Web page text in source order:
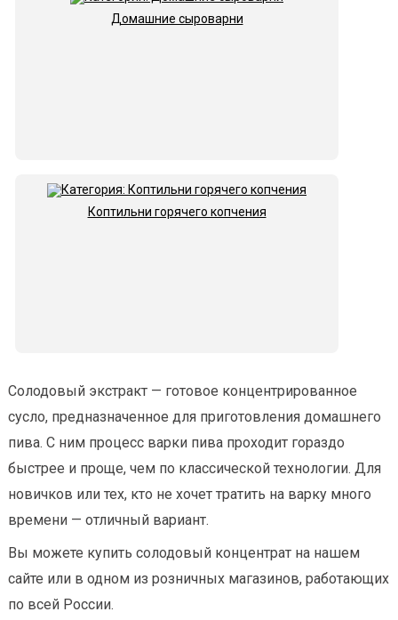
Домашние сыроварни
Коптильни горячего копчения
Солодовый экстракт — готовое концентрированное
сусло, предназначенное для приготовления домашнего
пива. С ним процесс варки пива проходит гораздо
быстрее и проще, чем по классической технологии. Для
новичков или тех, кто не хочет тратить на варку много
времени — отличный вариант.
Вы можете купить солодовый концентрат на нашем
сайте или в одном из розничных магазинов, работающих
по всей России.